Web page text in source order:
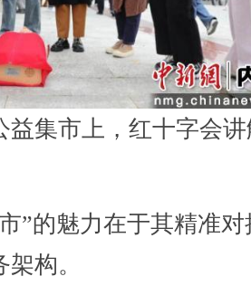
益集市上，红十字会
的魅力在于其精准对
构。